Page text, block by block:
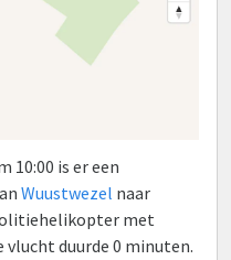
10:00 is er een
Wuustwezel naar
met
duurde 0 minuten.